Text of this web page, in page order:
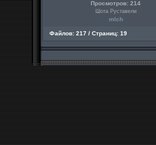
Просмотров: 214
Шота Руставели
mlch
Файлов: 217 / Страниц: 19